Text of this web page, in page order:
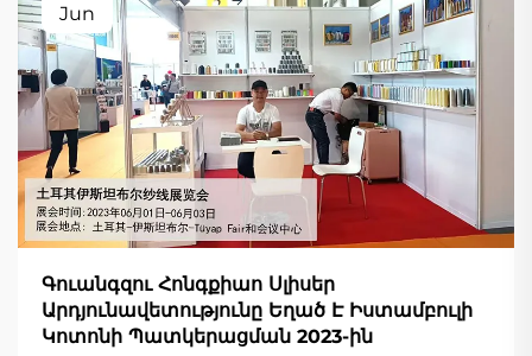
Jun
Գուանգզու Հոնգքիաո Սլիսեր
Արդյունավետությունը Եղած Է Իստամբուլի
Կոտոնի Պատկերացման 2023-ին